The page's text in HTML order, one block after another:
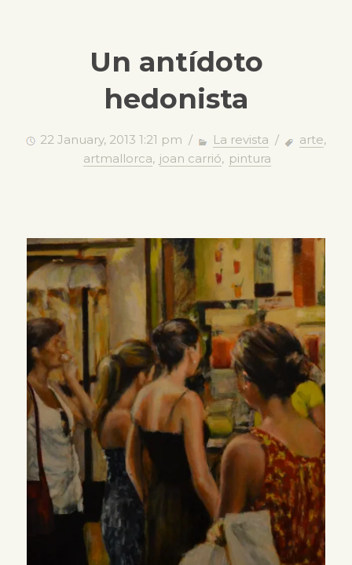
Un antídoto
hedonista
22 January, 2013 1:21 pm / La revista / arte,
artmallorca, joan carrió, pintura